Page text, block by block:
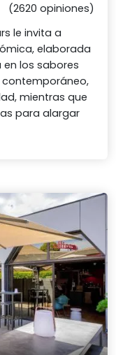
(2620 opiniones)
le invita a
elaborada
los sabores
contemporáneo,
mientras que
para alargar